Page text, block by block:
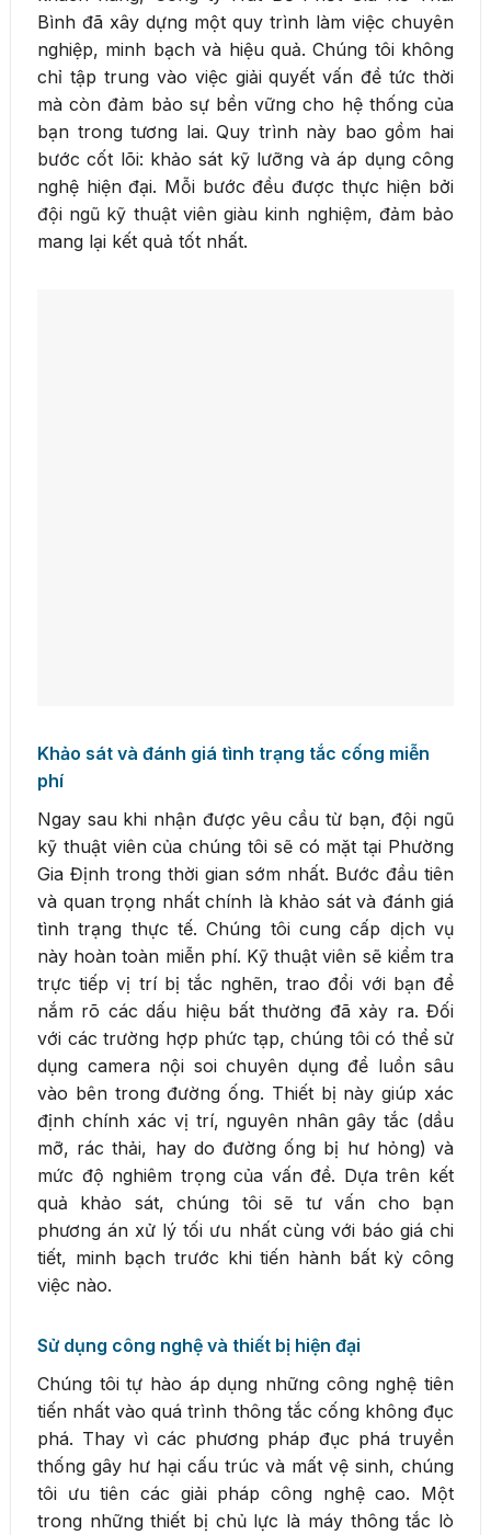
Bình đã xây dựng một quy trình làm việc chuyên
nghiệp, minh bạch và hiệu quả. Chúng tôi không
chỉ tập trung vào việc giải quyết vấn đề tức thời
mà còn đảm bảo sự bền vững cho hệ thống của
bạn trong tương lai. Quy trình này bao gồm hai
bước cốt lõi: khảo sát kỹ lưỡng và áp dụng công
nghệ hiện đại. Mỗi bước đều được thực hiện bởi
đội ngũ kỹ thuật viên giàu kinh nghiệm, đảm bảo
mang lại kết quả tốt nhất.
Khảo sát và đánh giá tình trạng tắc cống miễn
phí
Ngay sau khi nhận được yêu cầu từ bạn, đội ngũ
kỹ thuật viên của chúng tôi sẽ có mặt tại Phường
Gia Định trong thời gian sớm nhất. Bước đầu tiên
và quan trọng nhất chính là khảo sát và đánh giá
tình trạng thực tế. Chúng tôi cung cấp dịch vụ
này hoàn toàn miễn phí. Kỹ thuật viên sẽ kiểm tra
trực tiếp vị trí bị tắc nghẽn, trao đổi với bạn để
nắm rõ các dấu hiệu bất thường đã xảy ra. Đối
với các trường hợp phức tạp, chúng tôi có thể sử
dụng camera nội soi chuyên dụng để luồn sâu
vào bên trong đường ống. Thiết bị này giúp xác
định chính xác vị trí, nguyên nhân gây tắc (dầu
mỡ, rác thải, hay do đường ống bị hư hỏng) và
mức độ nghiêm trọng của vấn đề. Dựa trên kết
quả khảo sát, chúng tôi sẽ tư vấn cho bạn
phương án xử lý tối ưu nhất cùng với báo giá chi
tiết, minh bạch trước khi tiến hành bất kỳ công
việc nào.
Sử dụng công nghệ và thiết bị hiện đại
Chúng tôi tự hào áp dụng những công nghệ tiên
tiến nhất vào quá trình thông tắc cống không đục
phá. Thay vì các phương pháp đục phá truyền
thống gây hư hại cấu trúc và mất vệ sinh, chúng
tôi ưu tiên các giải pháp công nghệ cao. Một
trong những thiết bị chủ lực là máy thông tắc lò